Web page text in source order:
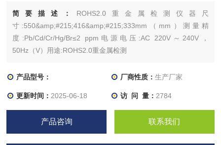
简要描述： ROHS2.0重金属检测仪器尺
寸:550&amp;#215;416&amp;#215;333mm（mm）测量精
度:Pb/Cd/Cr/Hg/Br≤2 ppm电源电压:AC 220V～240V，
50Hz（V）用途:ROHS2.0重金属检测
产品型号： 厂商性质： 生产厂家
更新时间： 2025-06-18 访 问 量： 2784
产品咨询 联系我们